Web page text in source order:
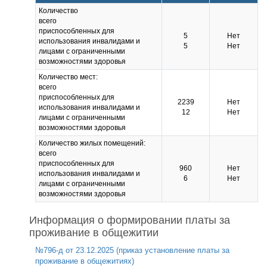
Количество
всего
приспособленных для
использования инвалидами и
лицами с ограниченными
возможностями здоровья
5
5
Нет
Нет
Количество мест:
всего
приспособленных для
использования инвалидами и
лицами с ограниченными
возможностями здоровья
2239
12
Нет
Нет
Количество жилых помещений:
всего
приспособленных для
использования инвалидами и
лицами с ограниченными
возможностями здоровья
960
6
Нет
Нет
Информация о формировании платы за
проживание в общежитии
№796-д от 23.12.2025 (приказ установление платы за
проживание в общежитиях)